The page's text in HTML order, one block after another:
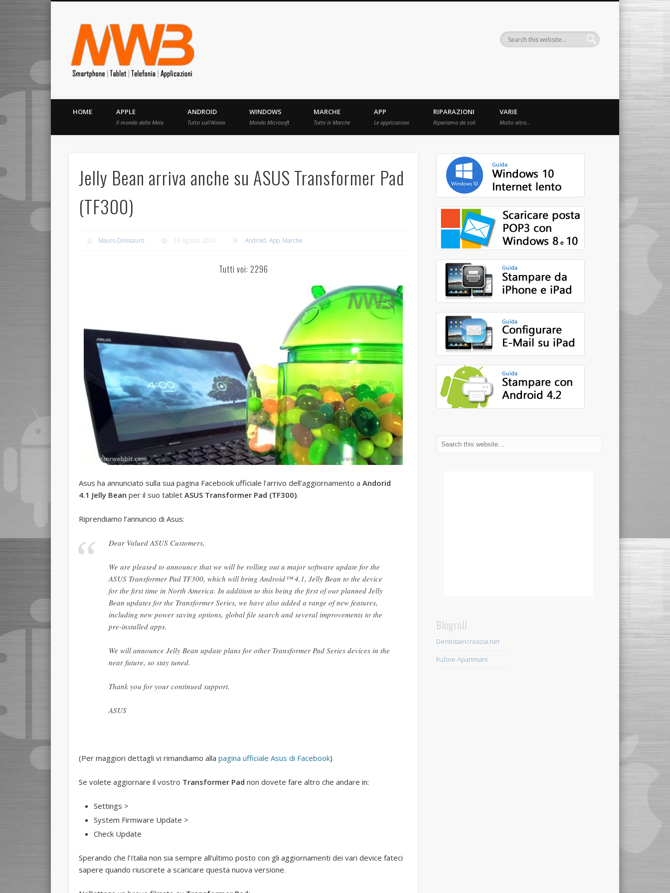
Siete appassionati di telefonia? I migliori Video, Recensioni e Prove raccolti in Rete.
HOME APPLE
Il mondo della Mela
ANDROID
Tutto sull’Alieno
WINDOWS
Mondo Microsoft
MARCHE
Tutte le Marche
APP
Le applicazioni
RIPARAZIONI
Ripariamo da soli
VARIE
Molto altro…
Jelly Bean arriva anche su ASUS Transformer Pad
(TF300)
Mauro Dinosauro 19 Agosto, 2012 Android,App, Marche
Tutti voi: 2296
Asus ha annunciato sulla sua pagina Facebook ufficiale l’arrivo dell’aggiornamento aAndorid
4.1 Jelly Bean per il suo tabletASUS Transformer Pad (TF300).
Riprendiamo l’annuncio di Asus:
Dear Valued ASUS Customers,
We are pleased to announce that we will be rolling out a major software update for the
ASUS Transformer Pad TF300, which will bring Android™ 4.1, Jelly Bean to the device
for the first time in North America. In addition to this being the first of our planned Jelly
Bean updates for the Transformer Series, we have also added a range of new features,
including new power saving options, global file search and several improvements to the
pre-installed apps.
We will announce Jelly Bean update plans for other Transformer Pad Series devices in the
near future, so stay tuned.
Thank you for your continued support.
ASUS
(Per maggiori dettagli vi rimandiamo allapagina ufficiale Asus di Facebook)
Se volete aggiornare il vostro Transformer Pad non dovete fare altro che andare in:
Settings >
System Firmware Update >
Check Update
Sperando che l’Italia non sia sempre all’ultimo posto con gli aggiornamenti dei vari device fateci
sapere quando riuscirete a scaricare questa nuova versione.
Blogroll
Dentistaincroazia.net
Fužine Apartmani